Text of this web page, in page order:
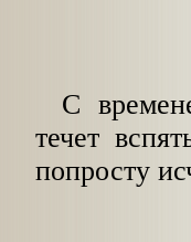
С
течет
попросту